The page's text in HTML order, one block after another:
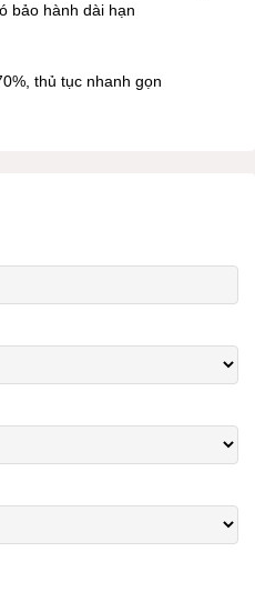
bảo hành dài hạn
thủ tục nhanh gọn